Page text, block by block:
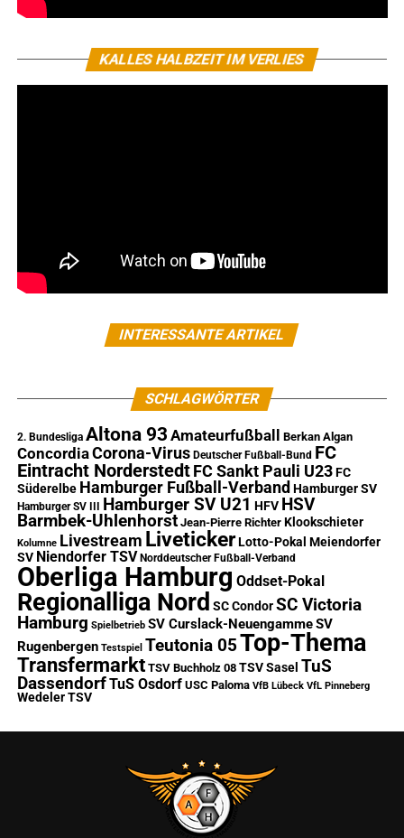
KALLES HALBZEIT IM VERLIES
INTERESSANTE ARTIKEL
SCHLAGWÖRTER
2. Bundesliga Altona 93 Amateurfußball Berkan Algan
ConcordiaCorona-Virus Deutscher Fußball-Bund FC
Eintracht Norderstedt FC Sankt Pauli U23 FC
Süderelbe Hamburger Fußball-Verband Hamburger SV
Hamburger SV III Hamburger SV U21 HFV HSV
Barmbek-Uhlenhorst Jean-Pierre Richter Klookschieter
Kolumne Livestream Liveticker Lotto-Pokal Meiendorfer
SV Niendorfer TSV Norddeutscher Fußball-Verband
Oberliga Hamburg Oddset-Pokal
Regionalliga Nord SC Condor SC Victoria
Hamburg Spielbetrieb SV Curslack-NeuengammeSV
Rugenbergen Testspiel Teutonia 05Top-Thema
Transfermarkt TSV Buchholz 08 TSV Sasel TuS
DassendorfTuS Osdorf USC Paloma VfB Lübeck VfL Pinneberg
Wedeler TSV